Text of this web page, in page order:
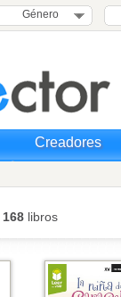
Género
Creadores
168 libros